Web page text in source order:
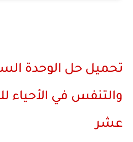
تحميل حل الوحدة
والتنفس في الأحياء
عشر